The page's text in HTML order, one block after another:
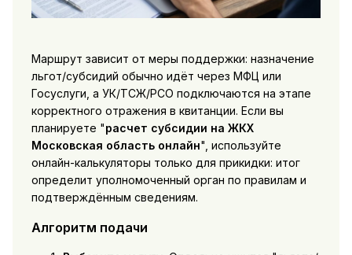
Маршрут зависит от меры поддержки: назначение
льгот/субсидий обычно идёт через МФЦ или
Госуслуги, а УК/ТСЖ/РСО подключаются на этапе
корректного отражения в квитанции. Если вы
планируете "расчет субсидии на ЖКХ
Московская область онлайн", используйте
онлайн-калькуляторы только для прикидки: итог
определит уполномоченный орган по правилам и
подтверждённым сведениям.
Алгоритм подачи